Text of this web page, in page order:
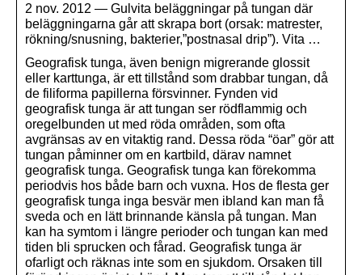
2 nov. 2012 — Gulvita beläggningar på tungan där
beläggningarna går att skrapa bort (orsak: matrester,
rökning/snusning, bakterier,”postnasal drip”). Vita …
Geografisk tunga, även benign migrerande glossit
eller karttunga, är ett tillstånd som drabbar tungan, då
de filiforma papillerna försvinner. Fynden vid
geografisk tunga är att tungan ser rödflammig och
oregelbunden ut med röda områden, som ofta
avgränsas av en vitaktig rand. Dessa röda “öar” gör att
tungan påminner om en kartbild, därav namnet
geografisk tunga. Geografisk tunga kan förekomma
periodvis hos både barn och vuxna. Hos de flesta ger
geografisk tunga inga besvär men ibland kan man få
sveda och en lätt brinnande känsla på tungan. Man
kan ha symtom i längre perioder och tungan kan med
tiden bli sprucken och fårad. Geografisk tunga är
ofarligt och räknas inte som en sjukdom. Orsaken till